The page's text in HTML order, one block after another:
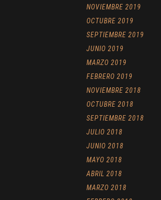
NOVIEMBRE 2019
OCTUBRE 2019
SEPTIEMBRE 2019
JUNIO 2019
MARZO 2019
FEBRERO 2019
NOVIEMBRE 2018
OCTUBRE 2018
SEPTIEMBRE 2018
JULIO 2018
JUNIO 2018
MAYO 2018
ABRIL 2018
MARZO 2018